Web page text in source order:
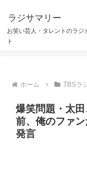
ラジサマリー
お笑い芸人・タレントのラジ
ト
ホーム TBSラ
爆笑問題・太
前、俺のファ
発言